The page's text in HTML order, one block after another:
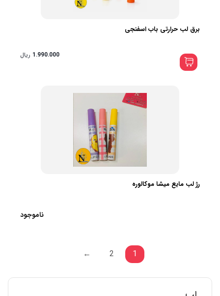
برق لب حرارتی باب اسفنجی
1.990.000 ریال
رژ لب مایع میشا موکالوره
ناموجود
1
2
←